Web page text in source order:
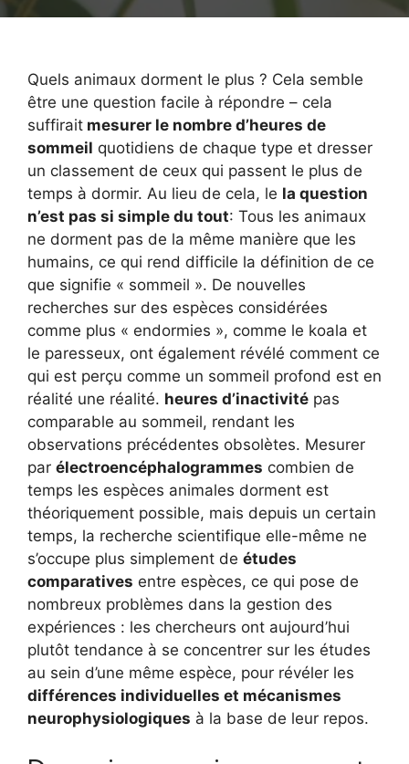
Quels animaux dorment le plus ? Cela semble
être une question facile à répondre – cela
suffirait mesurer le nombre d’heures de
sommeil quotidiens de chaque type et dresser
un classement de ceux qui passent le plus de
temps à dormir. Au lieu de cela, le la question
n’est pas si simple du tout: Tous les animaux
ne dorment pas de la même manière que les
humains, ce qui rend difficile la définition de ce
que signifie « sommeil ». De nouvelles
recherches sur des espèces considérées
comme plus « endormies », comme le koala et
le paresseux, ont également révélé comment ce
qui est perçu comme un sommeil profond est en
réalité une réalité. heures d’inactivité pas
comparable au sommeil, rendant les
observations précédentes obsolètes. Mesurer
par électroencéphalogrammes combien de
temps les espèces animales dorment est
théoriquement possible, mais depuis un certain
temps, la recherche scientifique elle-même ne
s’occupe plus simplement de études
comparatives entre espèces, ce qui pose de
nombreux problèmes dans la gestion des
expériences : les chercheurs ont aujourd’hui
plutôt tendance à se concentrer sur les études
au sein d’une même espèce, pour révéler les
différences individuelles et mécanismes
neurophysiologiques à la base de leur repos.